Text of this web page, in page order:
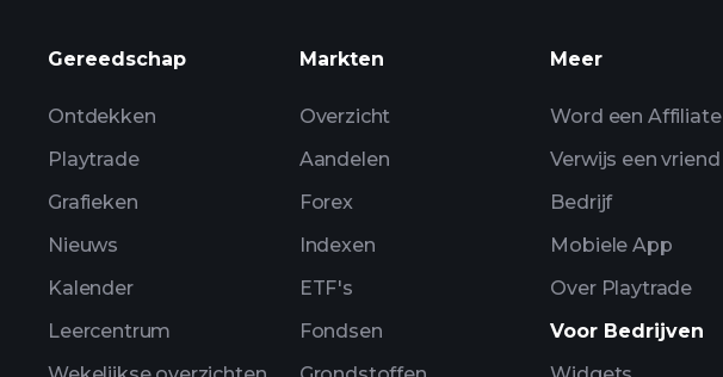
Gereedschap
Ontdekken
Playtrade
Grafieken
Nieuws
Kalender
Leercentrum
Markten
Overzicht
Aandelen
Forex
Indexen
ETF's
Fondsen
Meer
Word een Affiliate
Verwijs een vriend
Bedrijf
Mobiele App
Over Playtrade
Voor Bedrijven